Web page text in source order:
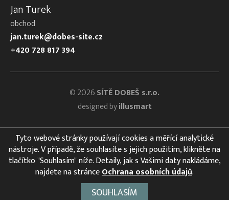
Jan Turek
obchod
jan.turek@dobes-site.cz
+420 728 817 394
© 2026SÍTĚ DOBEŠ s.r.o.
designed byillusmart
Tyto webové stránky používají cookies a měřící analytické
nástroje. V případě, že souhlasíte s jejich použitím, klikněte na
tlačítko "Souhlasím" níže. Detaily, jak s Vašimi daty nakládáme,
najdete na stránceOchrana osobních údajů.